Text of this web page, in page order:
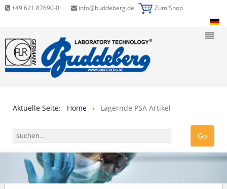
+49 621 87690-0 info@buddeberg.de Zum Shop
Aktuelle Seite: Home Lagernde PSA Artikel